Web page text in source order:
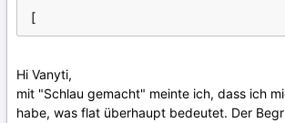
[
Hi Vanyti,
mit "Schlau gemacht" meinte ich, dass ich
habe, was flat überhaupt bedeutet. Der